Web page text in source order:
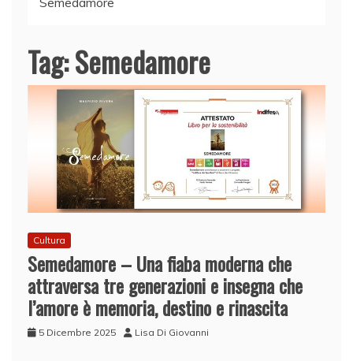
Tag:Semedamore
Cultura
Semedamore – Una fiaba moderna che
attraversa tre generazioni e insegna che
l’amore è memoria, destino e rinascita
5 Dicembre 2025 Lisa Di Giovanni